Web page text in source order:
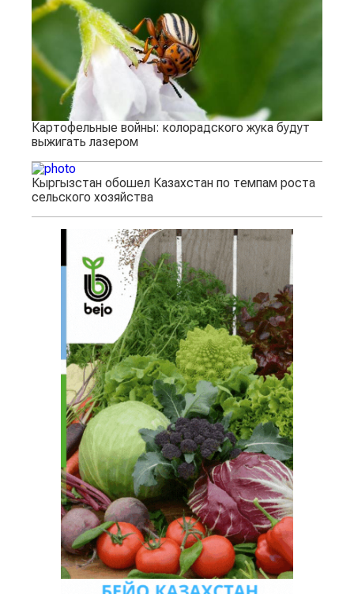
Картофельные войны: колорадского жука будут
выжигать лазером
Кыргызстан обошел Казахстан по темпам роста
сельского хозяйства